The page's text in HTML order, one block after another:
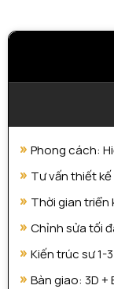
Phong cách:
Tư vấn thiết
Thời gian triển
Chỉnh sửa tối
Kiến trúc sư 1-
Bàn giao: 3D +